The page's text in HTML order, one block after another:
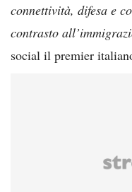
connettività, difesa e
contrasto
social il premier